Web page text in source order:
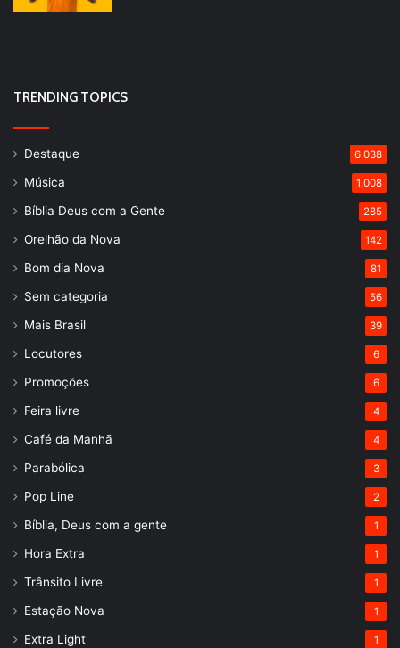
TRENDING TOPICS
Destaque 6.038
Música 1.008
Bíblia Deus com a Gente 285
Orelhão da Nova 142
Bom dia Nova 81
Sem categoria 56
Mais Brasil 39
Locutores 6
Promoções 6
Feira livre 4
Café da Manhã 4
Parabólica 3
Pop Line 2
Bíblia, Deus com a gente 1
Hora Extra 1
Trânsito Livre 1
Estação Nova 1
Extra Light 1